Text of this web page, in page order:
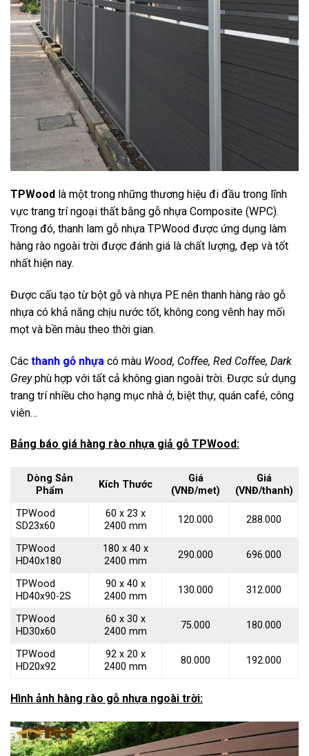
TPWood là một trong những thương hiệu đi đầu trong lĩnh
vực trang trí ngoại thất bằng gỗ nhựa Composite (WPC).
Trong đó, thanh lam gỗ nhựa TPWood được ứng dụng làm
hàng rào ngoài trời được đánh giá là chất lượng, đẹp và tốt
nhất hiện nay.
Được cấu tạo từ bột gỗ và nhựa PE nên thanh hàng rào gỗ
nhựa có khả năng chịu nước tốt, không cong vênh hay mối
mọt và bền màu theo thời gian.
Các thanh gỗ nhựa có màu Wood, Coffee, Red Coffee, Dark
Greyphù hợp với tất cả không gian ngoài trời. Được sử dụng
trang trí nhiều cho hạng mục nhà ở, biệt thự, quán café, công
viên…
Bảng báo giá hàng rào nhựa giả gỗ TPWood:
Dòng Sản
Phẩm
Kích Thước
Giá
(VNĐ/met)
Giá
(VNĐ/thanh)
TPWood
SD23x60
60 x 23 x
2400 mm
120.000 288.000
TPWood
HD40x180
180 x 40 x
2400 mm
290.000 696.000
TPWood
HD40x90-2S
90 x 40 x
2400 mm
130.000 312.000
TPWood
HD30x60
60 x 30 x
2400 mm
75.000 180.000
TPWood
HD20x92
92 x 20 x
2400 mm
80.000 192.000
Hình ảnh hàng rào gỗ nhựa ngoài trời: